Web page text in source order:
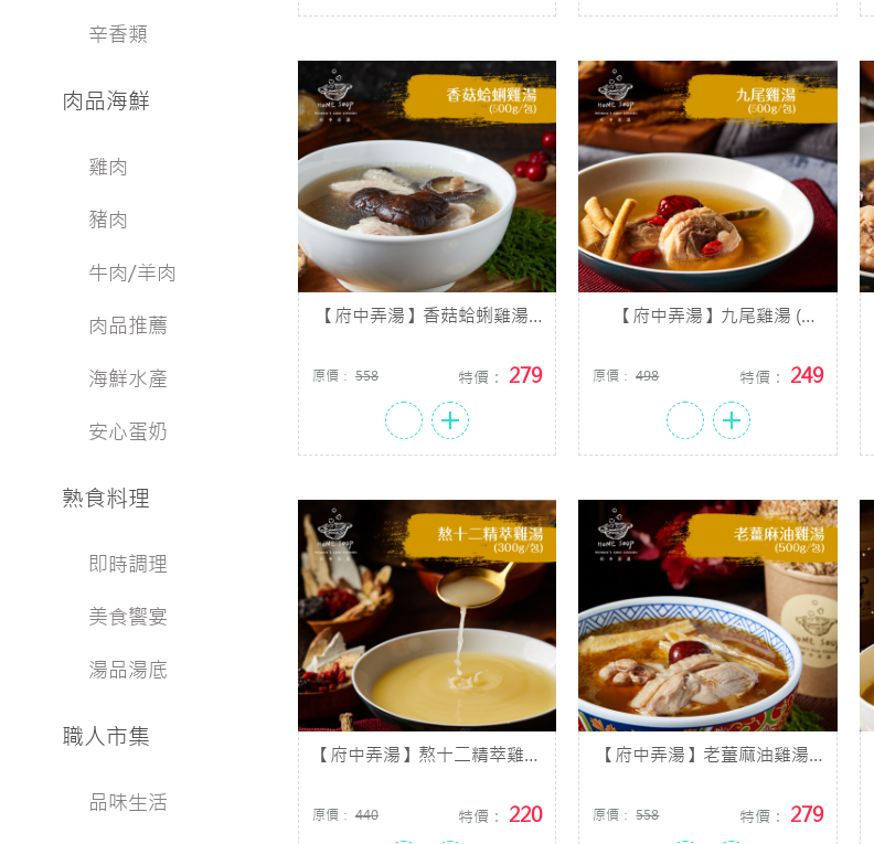
辛香類
肉品海鮮
雞肉
豬肉
牛肉/羊肉
肉品推薦
海鮮水產
安心蛋奶
熟食料理
即時調理
美食饗宴
湯品湯底
職人市集
品味生活
【府中弄湯】香菇蛤蜊雞湯 (
原價： 558 特價： 279
【府中弄湯】九尾雞湯 (
原價：498 特價： 249
【府中弄湯】熬十二精萃雞湯
原價： 440 特價： 220
【府中弄湯】老薑麻油雞湯 (
原價：558 特價： 279